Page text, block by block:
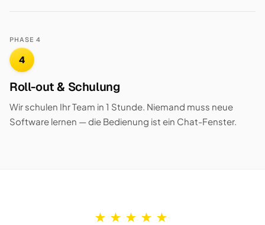
PHASE 4
4
Roll-out & Schulung
Wir schulen Ihr Team in 1 Stunde. Niemand muss neue
Software lernen — die Bedienung ist ein Chat-Fenster.
★ ★ ★ ★ ★